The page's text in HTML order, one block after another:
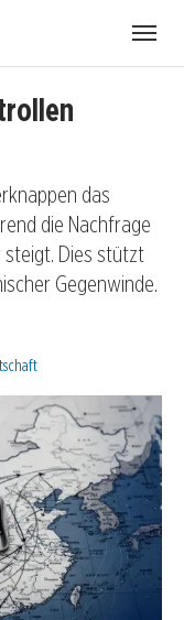
das
die Nachfrage
Dies stützt
Gegenwinde.